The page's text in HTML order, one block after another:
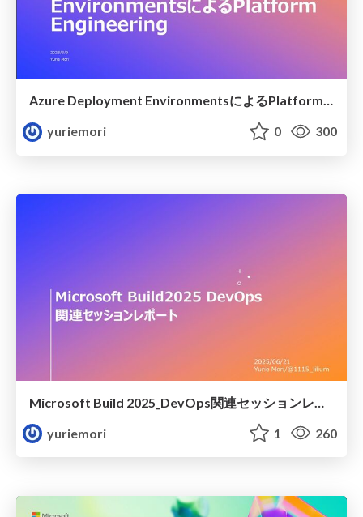
Azure Deployment EnvironmentsによるPlatform Engineering
yuriemori
0 300
yuriemori
1 260